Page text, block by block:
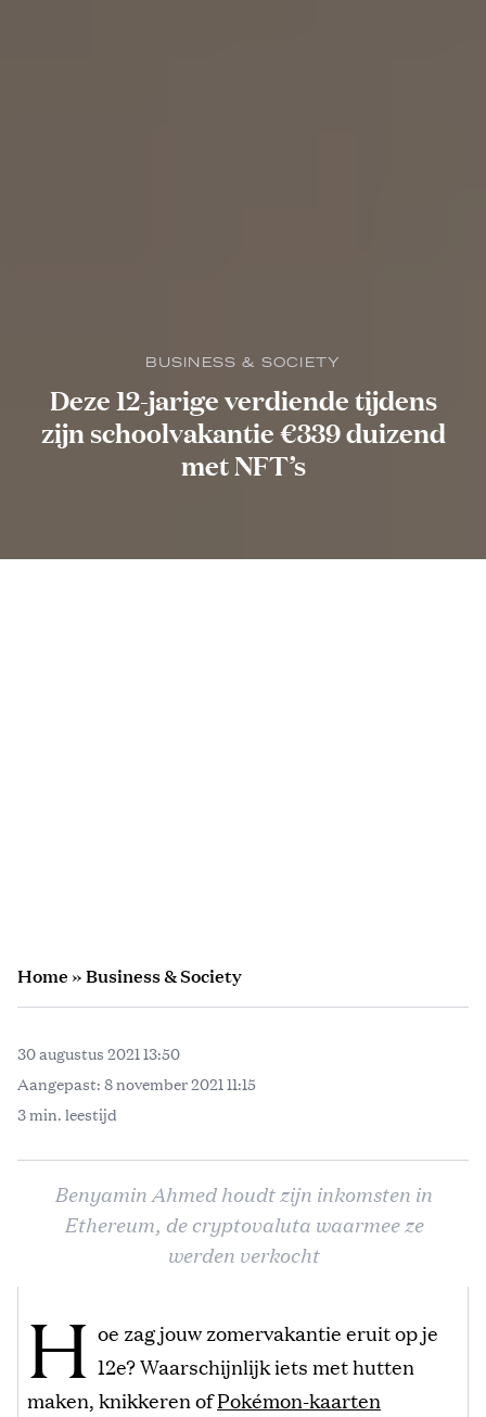
BUSINESS & SOCIETY
Deze 12-jarige verdiende tijdens
zijn schoolvakantie €339 duizend
met NFT’s
Home»Business & Society
30 augustus 2021 13:50
Aangepast: 8 november 2021 11:15
3 min. leestijd
Benyamin Ahmed houdt zijn inkomsten in
Ethereum, de cryptovaluta waarmee ze
werden verkocht
H oe zag jouw zomervakantie eruit op je
12e? Waarschijnlijk iets met hutten
maken, knikkeren ofPokémon-kaarten